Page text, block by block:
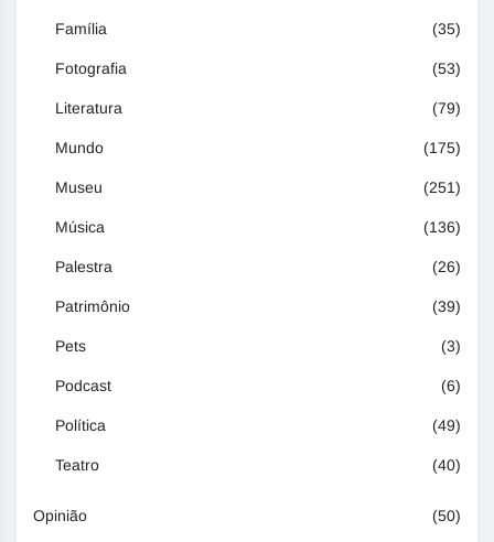
Família (35)
Fotografia (53)
Literatura (79)
Mundo (175)
Museu (251)
Música (136)
Palestra (26)
Patrimônio (39)
Pets (3)
Podcast (6)
Política (49)
Teatro (40)
Opinião (50)